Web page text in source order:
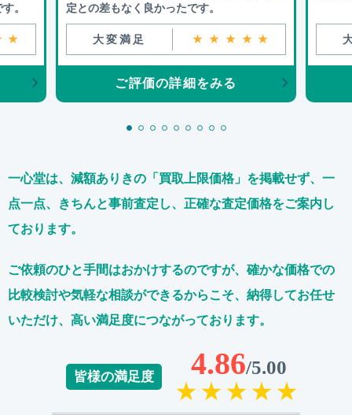
。
定との差もなく良かったです。
大変満足 ★★★★★
ご評価の詳細をみる
一心堂は、減額ありきの「買取上限価格」を掲載せず、 一
点一点、きちんと事前査定し、正確な査定価格をご案内し
ております。
ご依頼のひと手間はおかけするのですが、 確かな価格での
比較検討や気軽な相談ができるからこそ、 納得してお任せ
いただけ、高い満足度につながっております。
皆様の満足度 4.86/5.00